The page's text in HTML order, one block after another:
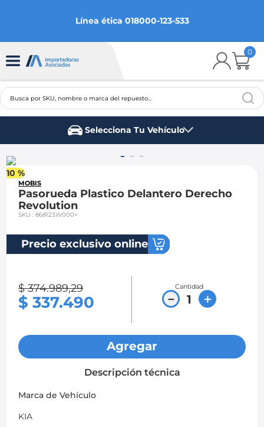
Línea ética 018000-123-533
0
Busca por SKU, nombre o marca del repuesto...
Selecciona Tu Vehículo
10 %
MOBIS
Pasorueda Plastico Delantero Derecho
Revolution
SKU:868123W000=
Precio exclusivo online
$ 374.989,29
$ 337.490
Cantidad
＋
－
Agregar
Descripción técnica
Marca de Vehículo
KIA
2
3.
spark gt
ford fiesta
mazda 3
chevrolet spark gt
chevrolet sail